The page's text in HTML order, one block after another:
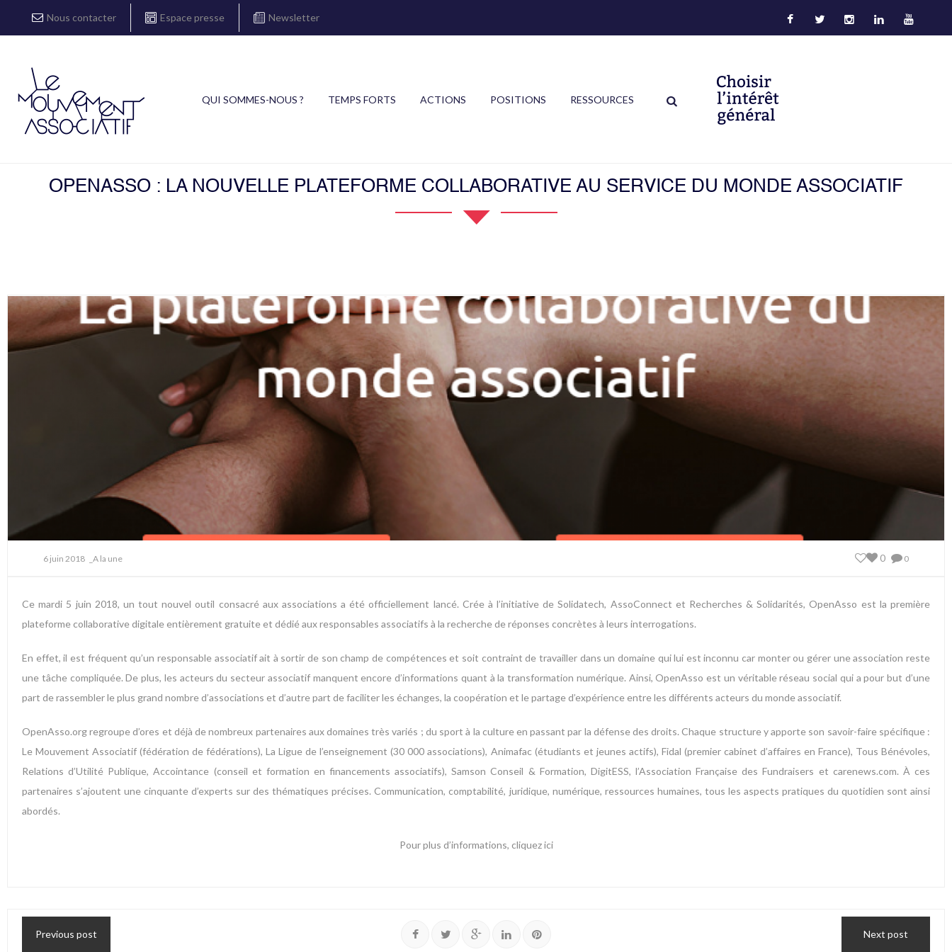
Nous contacter Espace presse Newsletter
QUI SOMMES-NOUS ? TEMPS FORTS ACTIONS POSITIONS RESSOURCES
OPENASSO : LA NOUVELLE PLATEFORME COLLABORATIVE AU SERVICE DU MONDE ASSOCIATIF
6 juin 2018 _A la une 0
0
Ce mardi 5 juin 2018, un tout nouvel outil consacré aux associations a été officiellement lancé. Crée à l’initiative de Solidatech, AssoConnect et Recherches & Solidarités, OpenAsso est la première
plateforme collaborative digitale entièrement gratuite et dédié aux responsables associatifs à la recherche de réponses concrètes à leurs interrogations.
En effet, il est fréquent qu’un responsable associatif ait à sortir de son champ de compétences et soit contraint de travailler dans un domaine qui lui est inconnu car monter ou gérer une association reste
une tâche compliquée. De plus, les acteurs du secteur associatif manquent encore d’informations quant à la transformation numérique. Ainsi, OpenAsso est un véritable réseau social qui a pour but d’une
part de rassembler le plus grand nombre d’associations et d’autre part de faciliter les échanges, la coopération et le partage d’expérience entre les différents acteurs du monde associatif.
OpenAsso.org regroupe d’ores et déjà de nombreux partenaires aux domaines très variés ; du sport à la culture en passant par la défense des droits. Chaque structure y apporte son savoir-faire spécifique :
Le Mouvement Associatif (fédération de fédérations), La Ligue de l’enseignement (30 000 associations), Animafac (étudiants et jeunes actifs), Fidal (premier cabinet d’affaires en France), Tous Bénévoles,
Relations d’Utilité Publique, Accointance (conseil et formation en financements associatifs), Samson Conseil & Formation, DigitESS, l’Association Française des Fundraisers et carenews.com. À ces
partenaires s’ajoutent une cinquante d’experts sur des thématiques précises. Communication, comptabilité, juridique, numérique, ressources humaines, tous les aspects pratiques du quotidien sont ainsi
abordés.
Pour plus d’informations, cliquez ici
Previous post Next post